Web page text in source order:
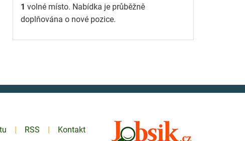
1 volné místo. Nabídka je průběžně
doplňována o nové pozice.
RSS Kontakt